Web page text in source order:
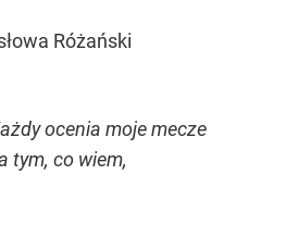
Różański
ocenia moje mecze
tym, co wiem,